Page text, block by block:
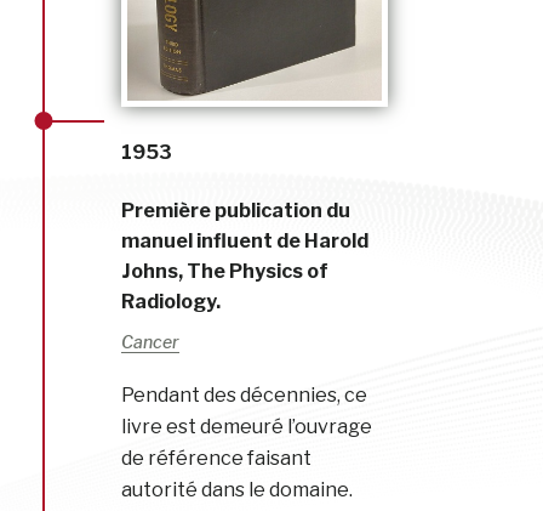
1953
Première publication du
manuel influent de Harold
Johns, The Physics of
Radiology.
Cancer
Pendant des décennies, ce
livre est demeuré l’ouvrage
de référence faisant
autorité dans le domaine.